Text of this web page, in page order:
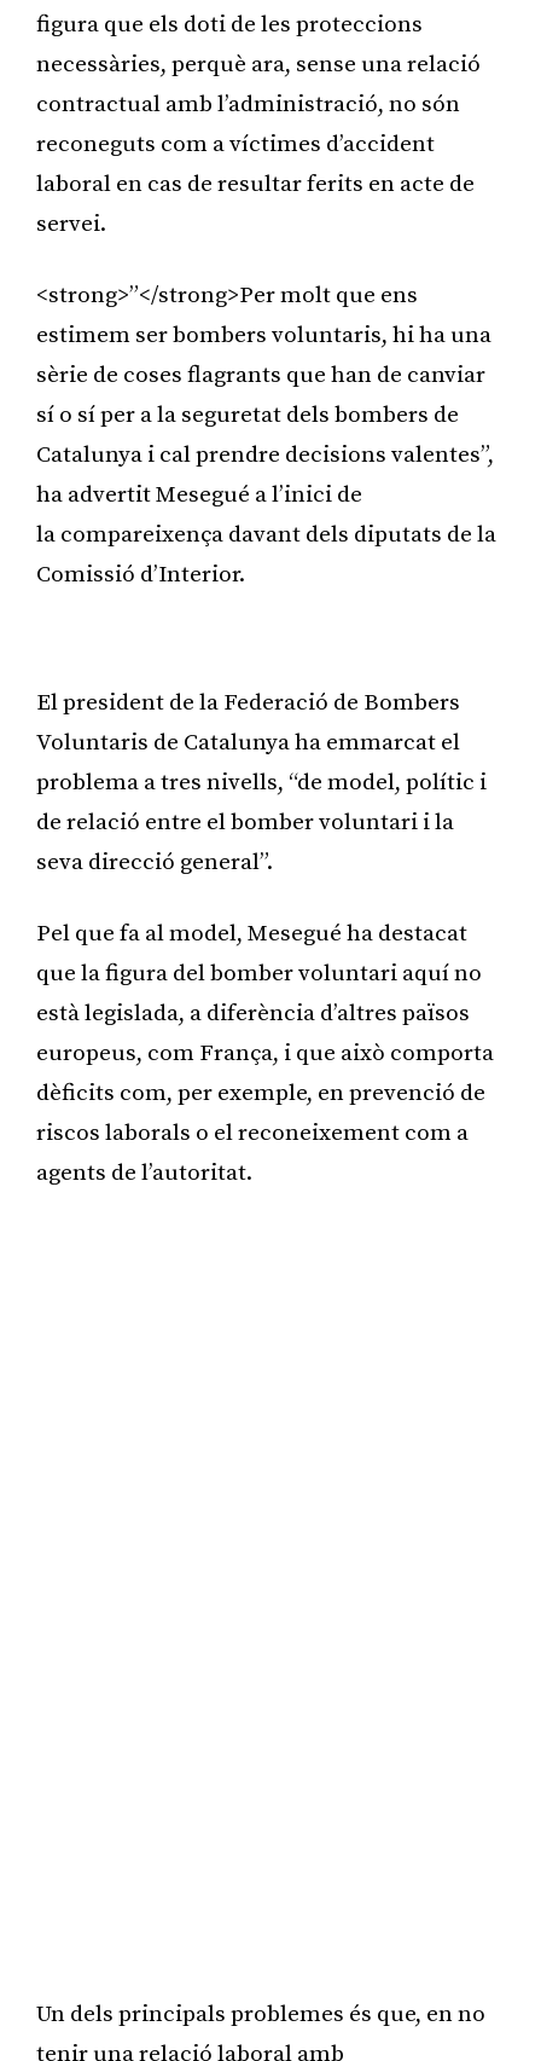
figura que els doti de les proteccions
necessàries, perquè ara, sense una relació
contractual amb l’administració, no són
reconeguts com a víctimes d’accident
laboral en cas de resultar ferits en acte de
servei.
<strong>”</strong>Per molt que ens
estimem ser bombers voluntaris, hi ha una
sèrie de coses flagrants que han de canviar
sí o sí per a la seguretat dels bombers de
Catalunya i cal prendre decisions valentes”,
ha advertit Mesegué a l’inici de
la compareixença davant dels diputats de la
Comissió d’Interior.
El president de la Federació de Bombers
Voluntaris de Catalunya ha emmarcat el
problema a tres nivells, “de model, polític i
de relació entre el bomber voluntari i la
seva direcció general”.
Pel que fa al model, Mesegué ha destacat
que la figura del bomber voluntari aquí no
està legislada, a diferència d’altres països
europeus, com França, i que això comporta
dèficits com, per exemple, en prevenció de
riscos laborals o el reconeixement com a
agents de l’autoritat.
Un dels principals problemes és que, en no
tenir una relació laboral amb